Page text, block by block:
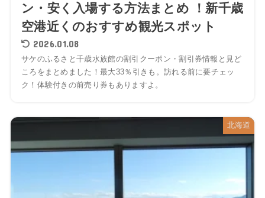
ン・安く入場する方法まとめ ！新千歳
空港近くのおすすめ観光スポット
2026.01.08
サケのふるさと千歳水族館の割引クーポン・割引券情報と見ど
ころをまとめました！最大33％引きも。訪れる前に要チェッ
ク！体験付きの前売り券もありますよ。
北海道